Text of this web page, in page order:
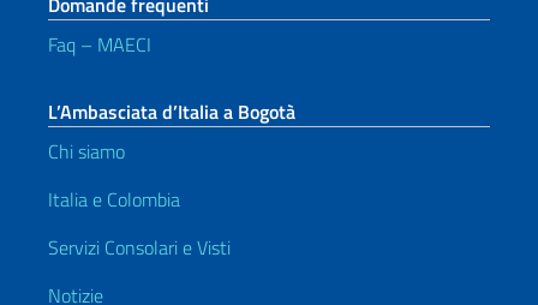
Faq – MAECI
L’Ambasciata d’Italia a Bogotà
Chi siamo
Italia e Colombia
Servizi Consolari e Visti
Notizie